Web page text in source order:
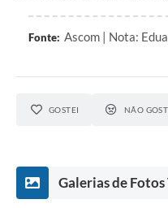
Fonte: Ascom | Nota:
GOSTEI NÃO
Galerias de